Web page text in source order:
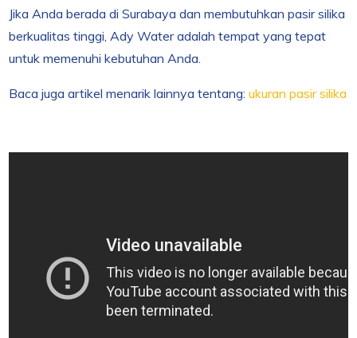
Jika Anda berada di Surabaya dan membutuhkan pasir silika
berkualitas tinggi, Ady Water adalah tempat yang tepat
untuk memenuhi kebutuhan Anda.
Baca juga artikel menarik lainnya tentang:ukuran pasir silika